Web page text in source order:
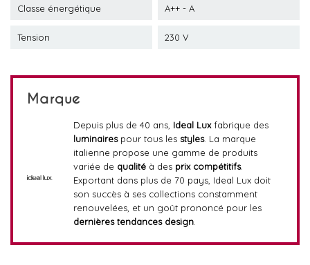
Classe énergétique A++ - A
Tension 230 V
Marque
Depuis plus de 40 ans, Ideal Luxfabrique des
luminairespour tous les styles. La marque
italienne propose une gamme de produits
variée de qualitéà des prix compétitifs.
Exportant dans plus de 70 pays, Ideal Lux doit
son succès à ses collections constamment
renouvelées, et un goût prononcé pour les
dernières tendances design.